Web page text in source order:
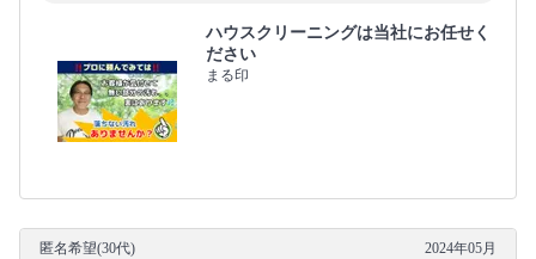
ハウスクリーニングは当社にお任せく
ださい
まる印
匿名希望(30代) 2024年05月